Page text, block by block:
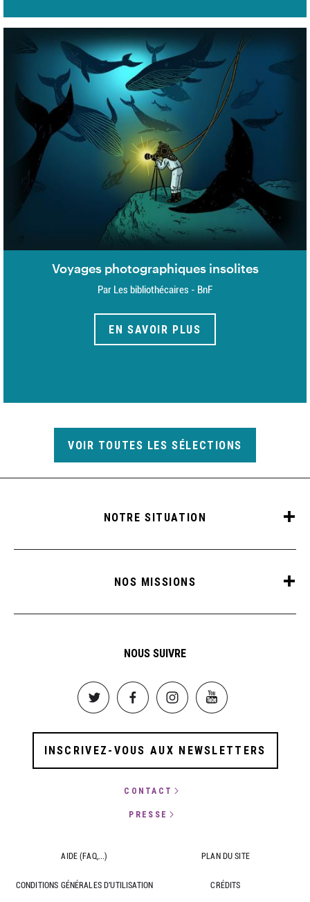
Voyages photographiques insolites
Par Les bibliothécaires - BnF
EN SAVOIR PLUS
VOIR TOUTES LES SÉLECTIONS
NOTRE SITUATION
NOS MISSIONS
NOUS SUIVRE
Image Image Image Image
INSCRIVEZ-VOUS AUX NEWSLETTERS
CONTACT
PRESSE
AIDE (FAQ,...) PLAN DU SITE
CONDITIONS GÉNÉRALES D'UTILISATION CRÉDITS